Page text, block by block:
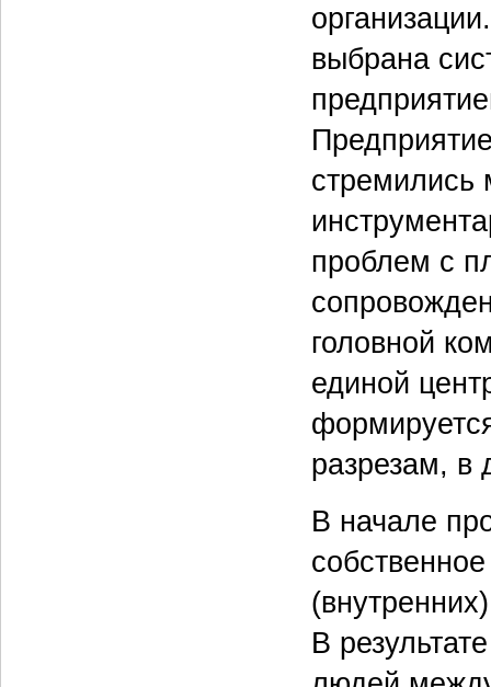
выбрана
стремились
проблем с
головной
единой
разрезам, в
В начале
В